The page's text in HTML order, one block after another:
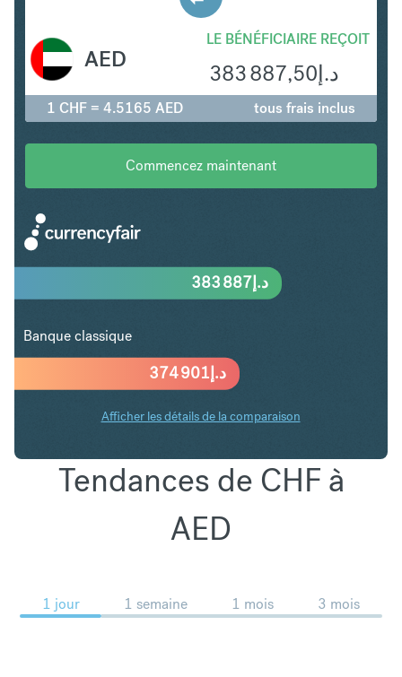
LE BÉNÉFICIAIRE REÇOIT
د.إ383 887,50
AED
1 CHF = 4.5165 AED tous frais inclus
Commencez maintenant
د.إ374 901
د.إ383 887
Banque classique
Afficher les détails de la comparaison
Tendances de CHF à
AED
1 jour 1 semaine 1 mois 3 mois